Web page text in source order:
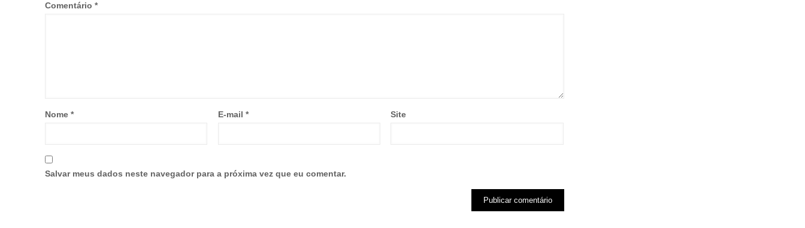
Comentário *
Nome * E-mail * Site
Salvar meus dados neste navegador para a próxima vez que eu comentar.